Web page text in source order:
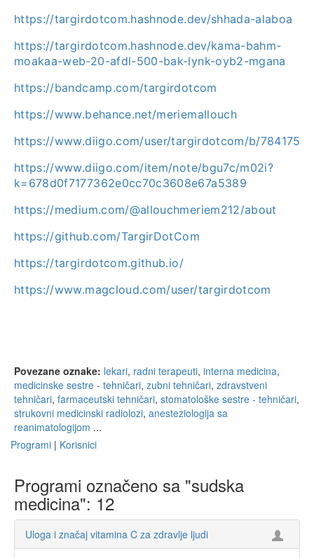
https://targirdotcom.hashnode.dev/shhada-alaboa
https://targirdotcom.hashnode.dev/kama-bahm-
moakaa-web-20-afdl-500-bak-lynk-oyb2-mgana
https://bandcamp.com/targirdotcom
https://www.behance.net/meriemallouch
https://www.diigo.com/user/targirdotcom/b/
https://www.diigo.com/item/note/bgu7c/m02i?
k=678d0f7177362e0cc70c3608e67a5389
https://medium.com/@allouchmeriem212/about
https://github.com/TargirDotCom
https://targirdotcom.github.io/
https://www.magcloud.com/user/targirdotcom
Povezane oznake: lekari, radni terapeuti, interna medicina,
medicinske sestre - tehničari, zubni tehničari, zdravstveni
tehničari, farmaceutski tehničari, stomatološke sestre - tehničari,
strukovni medicinski radiolozi, anesteziologija sa
reanimatologijom ...
Programi | Korisnici
Programi označeno sa "sudska
medicina": 12
Uloga i značaj vitamina C za zdravlje ljudi